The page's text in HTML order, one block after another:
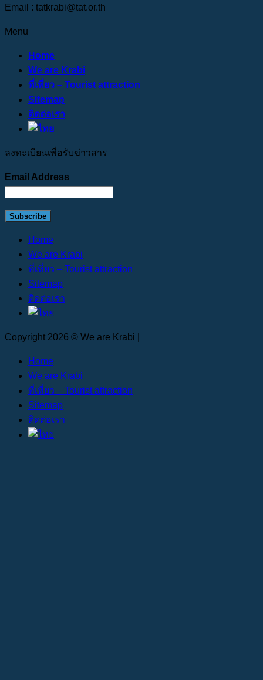
Email : tatkrabi@tat.or.th
Menu
Home
We are Krabi
ที่เที่ยว – Tourist attraction
Sitemap
ติดต่อเรา
ลงทะเบียนเพื่อรับข่าวสาร
Email Address
Home
We are Krabi
ที่เที่ยว – Tourist attraction
Sitemap
ติดต่อเรา
Copyright 2026 © We are Krabi |
Home
We are Krabi
ที่เที่ยว – Tourist attraction
Sitemap
ติดต่อเรา